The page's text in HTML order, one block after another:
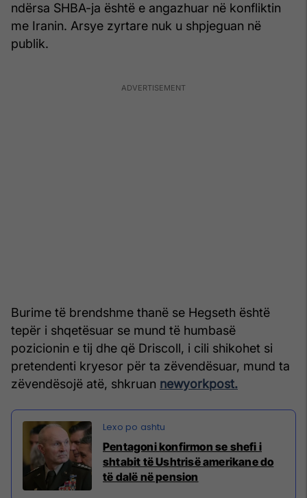
ndërsa SHBA-ja është e angazhuar në konfliktin
me Iranin. Arsye zyrtare nuk u shpjeguan në
publik.
Burime të brendshme thanë se Hegseth është
tepër i shqetësuar se mund të humbasë
pozicionin e tij dhe që Driscoll, i cili shikohet si
pretendenti kryesor për ta zëvendësuar, mund ta
zëvendësojë atë, shkruan newyorkpost.
Pentagoni konfirmon se shefi i
shtabit të Ushtrisë amerikane do
të dalë në pension